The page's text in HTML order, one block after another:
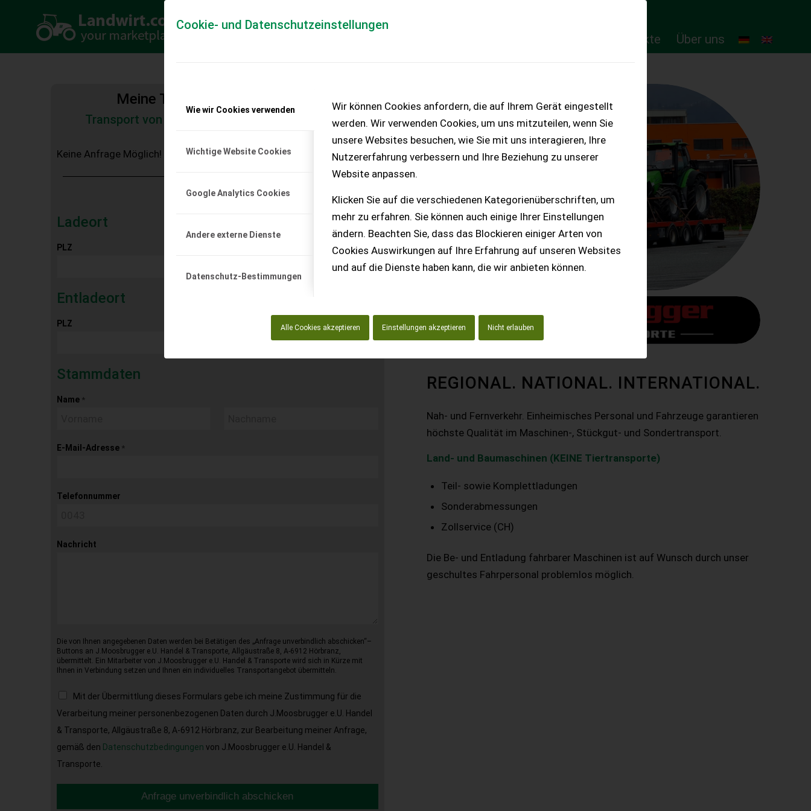
Cookie- und Datenschutzeinstellungen
Wie wir Cookies verwenden
Wichtige Website Cookies
Google Analytics Cookies
Andere externe Dienste
Datenschutz-Bestimmungen
Wir können Cookies anfordern, die auf Ihrem Gerät eingestellt
werden. Wir verwenden Cookies, um uns mitzuteilen, wenn Sie
unsere Websites besuchen, wie Sie mit uns interagieren, Ihre
Nutzererfahrung verbessern und Ihre Beziehung zu unserer
Website anpassen.
Klicken Sie auf die verschiedenen Kategorienüberschriften, um
mehr zu erfahren. Sie können auch einige Ihrer Einstellungen
ändern. Beachten Sie, dass das Blockieren einiger Arten von
Cookies Auswirkungen auf Ihre Erfahrung auf unseren Websites
und auf die Dienste haben kann, die wir anbieten können.
Alle Cookies akzeptieren Einstellungen akzeptieren Nicht erlauben
Online-Produkte Über uns
Meine Transportkostenanfrage
Transport von Land- und Baumaschinen – KEINE
Keine Anfrage Möglich!
Ladeort
PLZ
Entladeort
PLZ
Stammdaten
Name *
E-Mail-Adresse *
Telefonnummer
Nachricht
Die von Ihnen angegebenen Daten werden bei Betätigen des „Anfrage unverbindlich abschicken“–
Buttons an J.Moosbrugger e.U. Handel & Transporte, Allgäustraße 8, A-6912 Hörbranz,
übermittelt. Ein Mitarbeiter von J.Moosbrugger e.U. Handel & Transporte wird sich in Kürze mit
Ihnen in Verbindung setzen und Ihnen ein individuelles Transportangebot übermitteln.
Mit der Übermittlung dieses Formulars gebe ich meine Zustimmung für die
Verarbeitung meiner personenbezogenen Daten durch J.Moosbrugger e.U. Handel
& Transporte, Allgäustraße 8, A-6912 Hörbranz, zur Bearbeitung meiner Anfrage,
gemäß den Datenschutzbedingungen von J.Moosbrugger e.U. Handel &
Transporte.
Anfrage unverbindlich abschicken
REGIONAL. NATIONAL. INTERNATIONAL.
Nah- und Fernverkehr. Einheimisches Personal und Fahrzeuge garantieren
höchste Qualität im Maschinen-, Stückgut- und Sondertransport.
Land- und Baumaschinen (KEINE Tiertransporte)
Teil- sowie Komplettladungen
Sonderabmessungen
Zollservice (CH)
Die Be- und Entladung fahrbarer Maschinen ist auf Wunsch durch unser
geschultes Fahrpersonal problemlos möglich.